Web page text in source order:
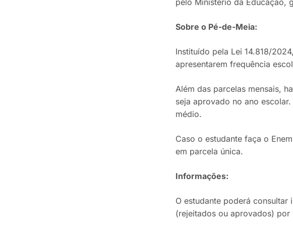
Sobre o Pé-de-Meia:
Instituído pela Lei 14.818/
apresentarem frequência
Além das parcelas mensais,
seja aprovado no ano escolar.
médio.
Caso o estudante faça o
em parcela única.
Informações:
O estudante poderá
(rejeitados ou aprovados)